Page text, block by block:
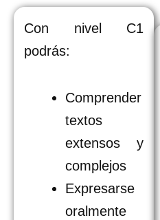
Con nivel C1
podrás:
Comprender
textos
extensos y
complejos
Expresarse
oralmente